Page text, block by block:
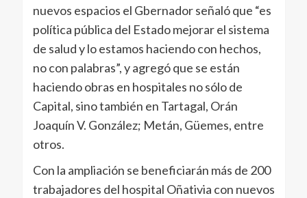
nuevos espacios el Gbernador señaló que “es
política pública del Estado mejorar el sistema
de salud y lo estamos haciendo con hechos,
no con palabras”, y agregó que se están
haciendo obras en hospitales no sólo de
Capital, sino también en Tartagal, Orán
Joaquín V. González; Metán, Güemes, entre
otros.
Con la ampliación se beneficiarán más de 200
trabajadores del hospital Oñativia con nuevos